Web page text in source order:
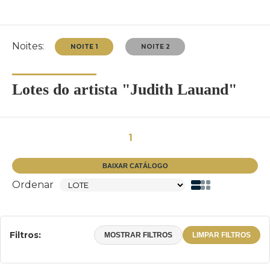
Noites:
Lotes do artista "Judith Lauand"
1
BAIXAR CATÁLOGO
Ordenar
Filtros: MOSTRAR FILTROS LIMPAR FILTROS